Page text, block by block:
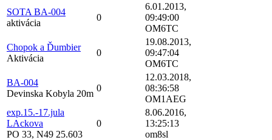
SOTA BA-004
aktivácia
0
6.01.2013,
09:49:00
OM6TC
Chopok a Ďumbier
Aktivácia
0
19.08.2013,
09:47:04
OM6TC
BA-004
Devinska Kobyla 20m
0
12.03.2018,
08:36:58
OM1AEG
exp.15.-17.jula
LAckova
PO 33, N49 25.603
0
8.06.2016,
13:25:13
om8sl